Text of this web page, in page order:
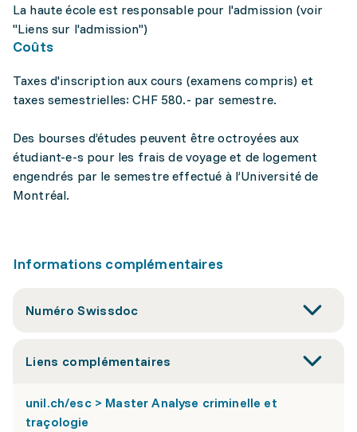
La haute école est responsable pour l'admission (voir
"Liens sur l'admission")
Coûts
Taxes d'inscription aux cours (examens compris) et
taxes semestrielles: CHF 580.- par semestre.
Des bourses d’études peuvent être octroyées aux
étudiant-e-s pour les frais de voyage et de logement
engendrés par le semestre effectué à l’Université de
Montréal.
Informations complémentaires
Numéro Swissdoc
Liens complémentaires
unil.ch/esc > Master Analyse criminelle et
traçologie